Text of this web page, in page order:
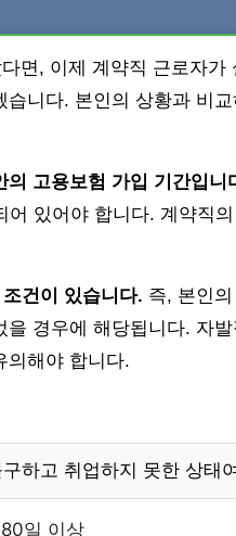
면, 이제 계약직 근로자가
니다. 본인의 상황과 비교
고용보험 가입 기간입니
있어야 합니다. 계약직
건이 있습니다. 즉, 본인
경우에 해당됩니다. 자
의해야 합니다.
하고 취업하지 못한 상태
일 이상